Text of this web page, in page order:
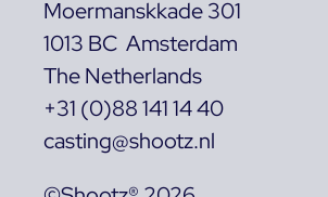
Moermanskkade 301
1013 BC Amsterdam
The Netherlands
+31 (0)88 141 14 40
casting@shootz.nl